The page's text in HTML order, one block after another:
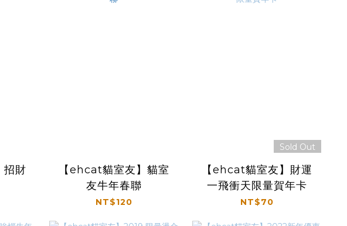
招財
【ehcat貓室友】貓室
友牛年春聯
NT$120
Sold Out
【ehcat貓室友】財運
一飛衝天限量賀年卡
NT$70